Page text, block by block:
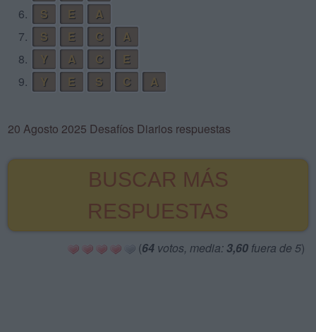
6.
S E
A
7.
S E C
A
8.
Y A C
E
9.
Y E S C A
20 Agosto 2025 Desafíos Diarios respuestas
BUSCAR MÁS
RESPUESTAS
(64 votos, media: 3,60 fuera de 5)